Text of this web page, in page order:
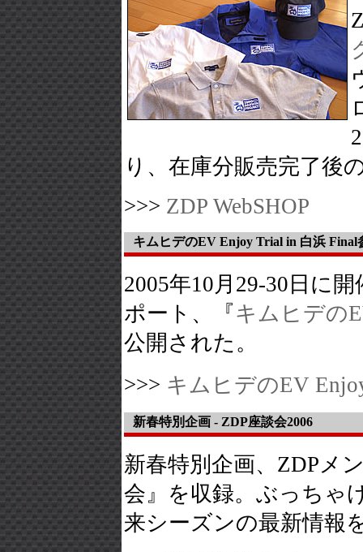
り、在庫分販売完了後
>>> ZDP WebSHOP
キムヒデのEV Enjoy Trial in 白浜 Final
2005年10月29-30日に
ポート、『キムヒデの
公開された。
>>> キムヒデのEV
新春特別企画 - ZDP座談会2006
新春特別企画、ZDPメ
会』を収録。ぶっちゃ
来シーズンの最新情報